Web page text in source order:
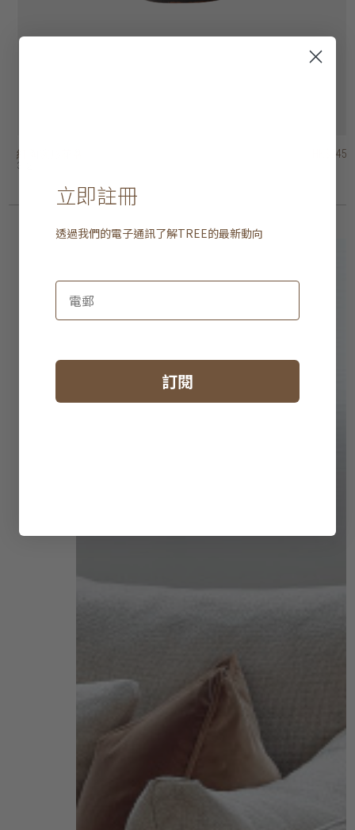
紅陶碗形花盆
3 選項
HK$245
紅陶錐形花盆
9 選項
HK$175
紅陶條紋花盆 HK$425
紅陶羅紋花盆
2 選項
HK$395
紅陶棱紋裝飾碗 HK$595
紅陶條紋花盆 HK$475
紅陶圓形質樸花盆 HK$575
紅陶錐形花盆 - 連底盤
3 選項
HK$295
紅陶兩色圓柱花盆
2 選項
HK$245
紅陶薑罐形花瓶 HK$495
立即註冊
透過我們的電子通訊了解TREE的最新動向
訂閱